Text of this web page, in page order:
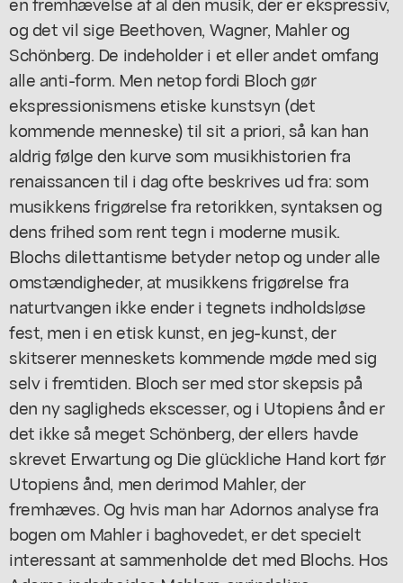
og det vil sige Beethoven, Wagner, Mahler og
Schönberg. De indeholder i et eller andet omfang
alle anti-form. Men netop fordi Bloch gør
ekspressionismens etiske kunstsyn (det
kommende menneske) til sit a priori, så kan han
aldrig følge den kurve som musikhistorien fra
renaissancen til i dag ofte beskrives ud fra: som
musikkens frigørelse fra retorikken, syntaksen og
dens frihed som rent tegn i moderne musik.
Blochs dilettantisme betyder netop og under alle
omstændigheder, at musikkens frigørelse fra
naturtvangen ikke ender i tegnets indholdsløse
fest, men i en etisk kunst, en jeg-kunst, der
skitserer menneskets kommende møde med sig
selv i fremtiden. Bloch ser med stor skepsis på
den ny sagligheds ekscesser, og i Utopiens ånd er
det ikke så meget Schönberg, der ellers havde
skrevet Erwartung og Die glückliche Hand kort før
Utopiens ånd, men derimod Mahler, der
fremhæves. Og hvis man har Adornos analyse fra
bogen om Mahler i baghovedet, er det specielt
interessant at sammenholde det med Blochs. Hos